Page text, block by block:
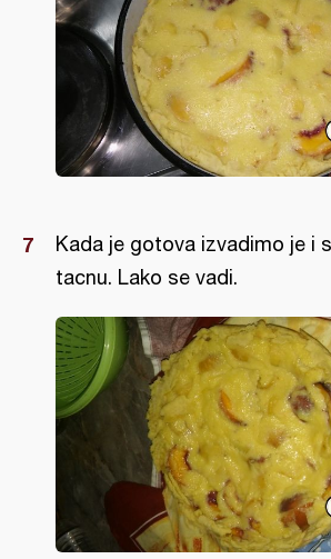
Kada je gotova izvadimo je i
tacnu. Lako se vadi.